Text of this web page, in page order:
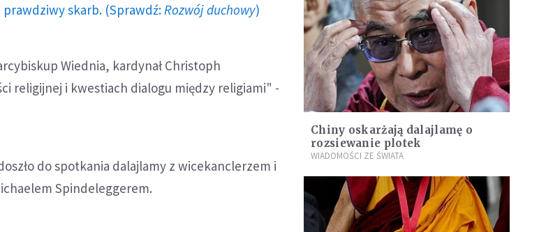
skarb. (Sprawdź: Rozwój duchowy)
Wiednia, kardynał Christoph
religijnej i kwestiach dialogu między religiami" -
do spotkania dalajlamy z wicekanclerzem i
Spindeleggerem.
Chiny oskarżają dalajlamę o
rozsiewanie plotek
WIADOMOŚCI ZE ŚWIATA